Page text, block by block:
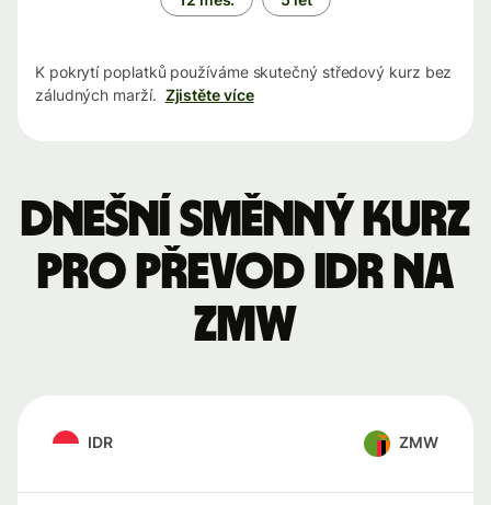
K pokrytí poplatků používáme skutečný středový kurz bez
záludných marží. Zjistěte více
Dnešní směnný kurz
pro převod IDR na
ZMW
IDR ZMW